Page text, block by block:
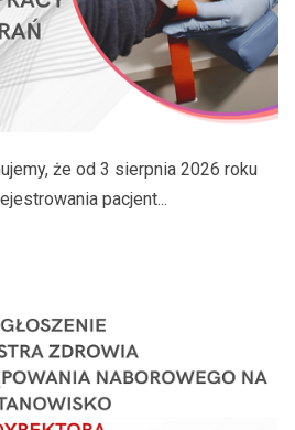
że od 3 sierpnia 2026 roku
pacjent...